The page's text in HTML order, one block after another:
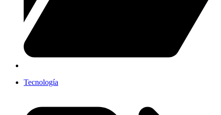
Tecnología